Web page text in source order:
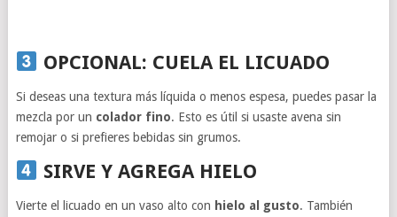
OPCIONAL: CUELA EL LICUADO
Si deseas una textura más líquida o menos espesa, puedes pasar la
mezcla por un colador fino. Esto es útil si usaste avena sin
remojar o si prefieres bebidas sin grumos.
SIRVE Y AGREGA HIELO
Vierte el licuado en un vaso alto con hielo al gusto. También